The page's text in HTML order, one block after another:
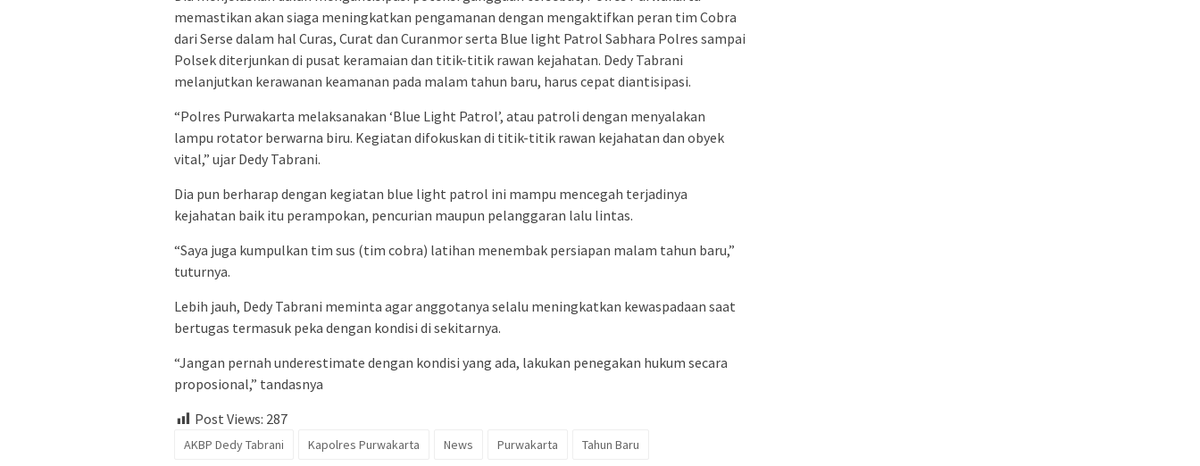
memastikan akan siaga meningkatkan pengamanan dengan mengaktifkan peran tim Cobra
dari Serse dalam hal Curas, Curat dan Curanmor serta Blue light Patrol Sabhara Polres sampai
Polsek diterjunkan di pusat keramaian dan titik-titik rawan kejahatan. Dedy Tabrani
melanjutkan kerawanan keamanan pada malam tahun baru, harus cepat diantisipasi.
“Polres Purwakarta melaksanakan ‘Blue Light Patrol’, atau patroli dengan menyalakan
lampu rotator berwarna biru. Kegiatan difokuskan di titik-titik rawan kejahatan dan obyek
vital,” ujar Dedy Tabrani.
Dia pun berharap dengan kegiatan blue light patrol ini mampu mencegah terjadinya
kejahatan baik itu perampokan, pencurian maupun pelanggaran lalu lintas.
“Saya juga kumpulkan tim sus (tim cobra) latihan menembak persiapan malam tahun baru,”
tuturnya.
Lebih jauh, Dedy Tabrani meminta agar anggotanya selalu meningkatkan kewaspadaan saat
bertugas termasuk peka dengan kondisi di sekitarnya.
“Jangan pernah underestimate dengan kondisi yang ada, lakukan penegakan hukum secara
proposional,” tandasnya
Post Views: 287
AKBP Dedy Tabrani Kapolres Purwakarta News Purwakarta Tahun Baru